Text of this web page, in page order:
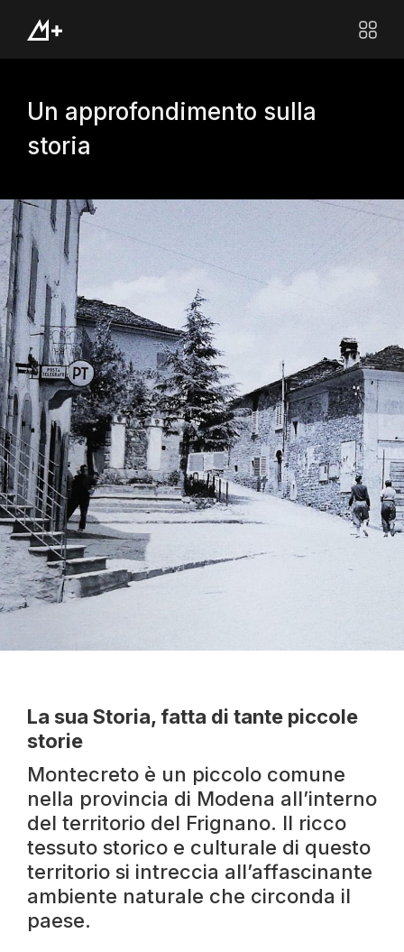
Un approfondimento sulla
storia
La sua Storia, fatta di tante piccole
storie
Montecreto è un piccolo comune
nella provincia di Modena all’interno
del territorio del Frignano. Il ricco
tessuto storico e culturale di questo
territorio si intreccia all’affascinante
ambiente naturale che circonda il
paese.